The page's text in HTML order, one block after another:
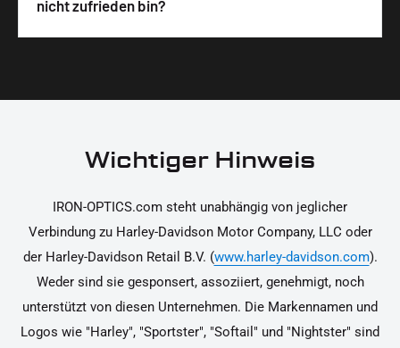
unterstützen dich dabei, die Teile sicher und
korrekt an deinem Motorrad zu installieren.
nicht zufrieden bin?
Ja, du kannst die Teile innerhalb von 14 Tagen
Rücksendung findest du in unseren
Wichtiger Hinweis
IRON-OPTICS.com steht unabhängig von jeglicher
Verbindung zu Harley-Davidson Motor Company, LLC oder
der Harley-Davidson Retail B.V. (www.harley-davidson.com).
Weder sind sie gesponsert, assoziiert, genehmigt, noch
unterstützt von diesen Unternehmen. Die Markennamen und
Logos wie "Harley", "Sportster", "Softail" und "Nightster" sind